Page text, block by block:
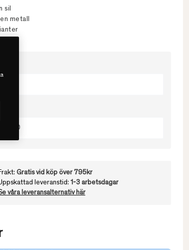
sil
metall
Gratis vid köp över 795kr
leveranstid: 1-3 arbetsdagar
våra leveransalternativ här